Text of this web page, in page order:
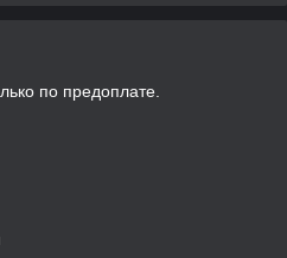
по предоплате.